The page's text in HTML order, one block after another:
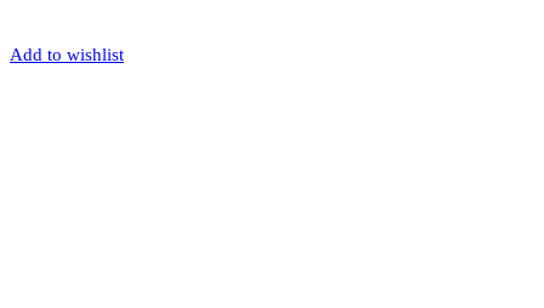
Add to wishlist